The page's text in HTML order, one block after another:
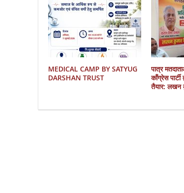
MEDICAL CAMP BY SATYUG
DARSHAN TRUST
पात्र
काँग्रेस पार्टी
तैयार: लखन